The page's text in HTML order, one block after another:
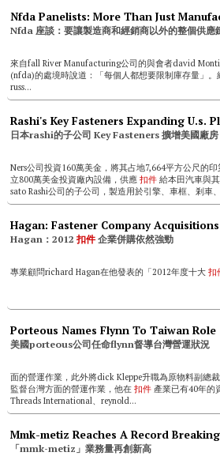
Nfda 座談：要讓製造商和經銷商以外的整個供應
來自fall River Manufacturing公司的與會者david
(nfda)的處境時說道：「每個人都想要限制庫存量」。
russ...
Rashi's Key Fasteners Expanding U.s.
日本rashi的子公司 Key Fasteners 擴增美國廠房
Ners公司投資160萬美金，將其占地7,664平方公尺的
立800萬美金投資廠內設備，供應 扣件給本田汽車與
sato Rashi公司的子公司，製造用於引擎、車框、剎車
Hagan：2012 扣件企業併購依然強勁
專業顧問richard Hagan在他發表的「2012年度十大 扣
Porteous Names Flynn To Taiwan Role
美國porteous公司任命flynn督導台灣營運狀況
面的營運作業，此外將dick Kleppe升職為原物料副總
監督台灣方面的營運作業，他在 扣件 產業已有40年的
Threads International、reynold...
Mmk-metiz Reaches A Record
「mmk-metiz」業務量再創新高